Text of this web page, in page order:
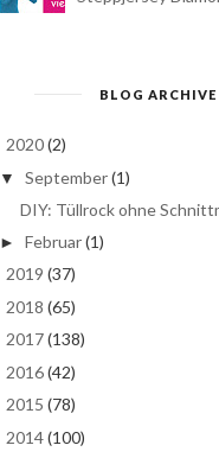
BLOG ARCHIVE
2020 (2)
▼ September(1)
DIY: Tüllrock ohne
►Februar(1)
2019 (37)
2018 (65)
2017 (138)
2016 (42)
2015 (78)
2014 (100)